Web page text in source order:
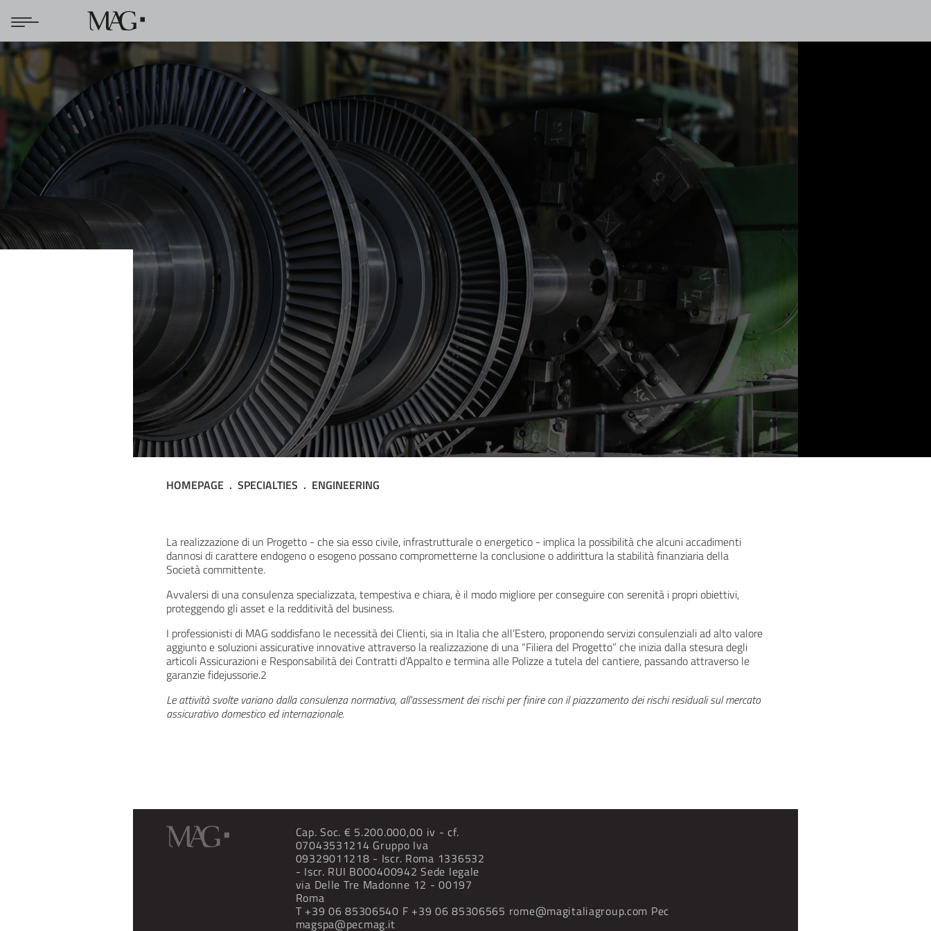
HOMEPAGE SPECIALTIES ENGINEERING
Engineering
La realizzazione di un Progetto - che sia esso civile, infrastrutturale o energetico - implica la possibilità che alcuni accadimenti
dannosi di carattere endogeno o esogeno possano comprometterne la conclusione o addirittura la stabilità finanziaria della
Società committente.
Avvalersi di una consulenza specializzata, tempestiva e chiara, è il modo migliore per conseguire con serenità i propri obiettivi,
proteggendo gli asset e la redditività del business.
I professionisti di MAG soddisfano le necessità dei Clienti, sia in Italia che all’Estero, proponendo servizi consulenziali ad alto valore
aggiunto e soluzioni assicurative innovative attraverso la realizzazione di una “Filiera del Progetto” che inizia dalla stesura degli
articoli Assicurazioni e Responsabilità dei Contratti d’Appalto e termina alle Polizze a tutela del cantiere, passando attraverso le
garanzie fidejussorie.2
Le attività svolte variano dalla consulenza normativa, all'assessment dei rischi per finire con il piazzamento dei rischi residuali sul mercato
assicurativo domestico ed internazionale.
Cap. Soc. € 5.200.000,00 iv - cf.
07043531214 Gruppo Iva
09329011218 - Iscr. Roma 1336532
- Iscr. RUI B000400942Sede legale
via Delle Tre Madonne 12 - 00197
Roma
T +39 06 85306540 F +39 06 85306565 rome@magitaliagroup.com Pec
magspa@pecmag.it